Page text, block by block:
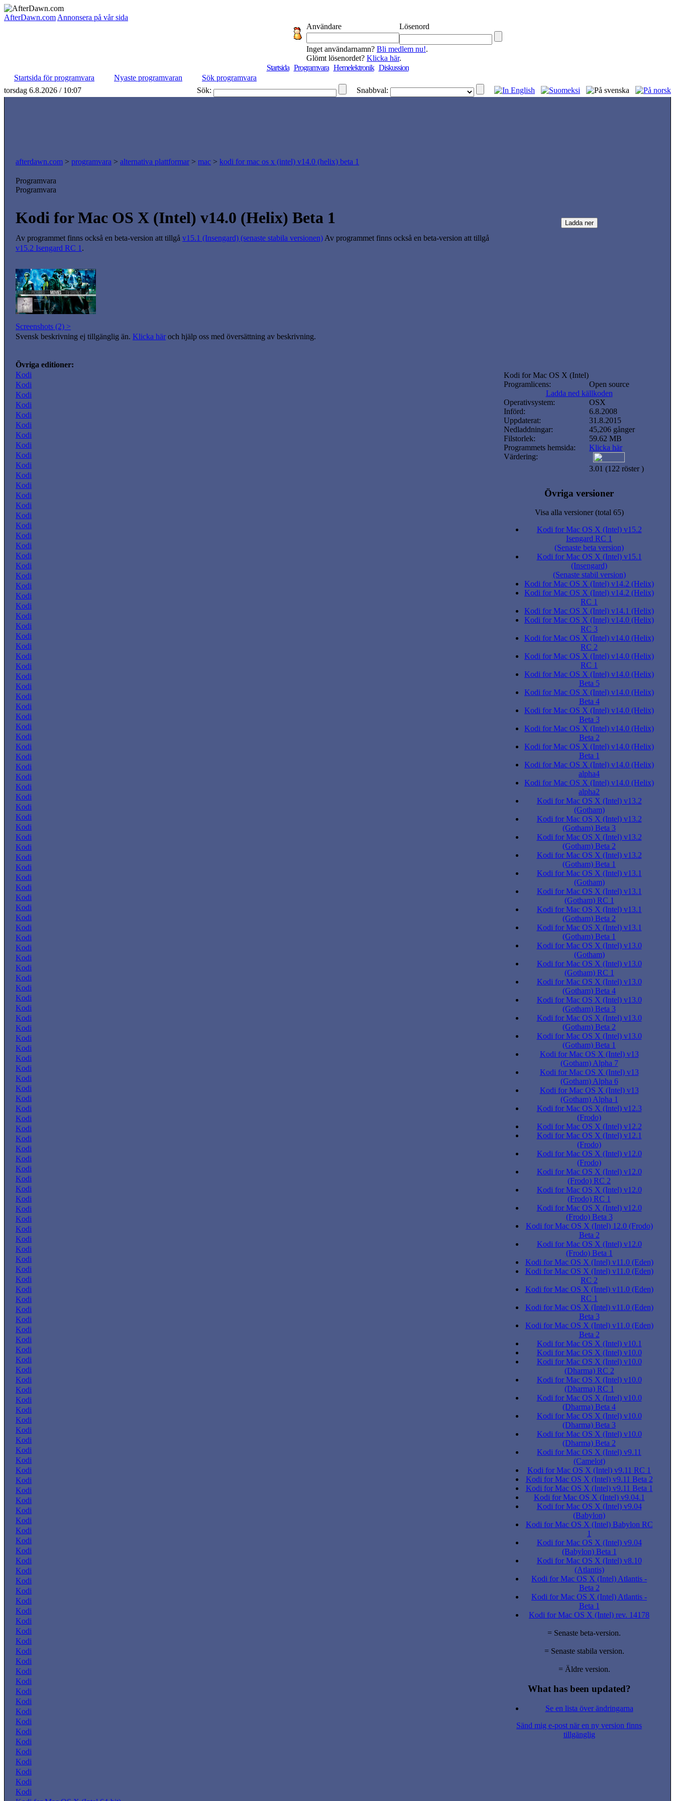
AfterDawn.com Annonsera på vår sida
Användare
Lösenord
Inget användarnamn? Bli medlem nu!.
Glömt lösenordet? Klicka här.
Startsida Programvara Hemelektronik Diskussion
Startsida för programvara
Nyaste programvaran
Sök programvara
torsdag 6.8.2026 / 10:07
Sök: Snabbval:
afterdawn.com > programvara > alternativa plattformar > mac > kodi for mac os x (intel) v14.0 (helix) beta 1
Programvara
Programvara
Kodi for Mac OS X (Intel) v14.0 (Helix) Beta 1
Av programmet finns också en beta-version att tillgå v15.1 (Insengard) (senaste stabila versionen)Av programmet finns också en beta-version att tillgå
v15.2 Isengard RC 1.
Screenshots (2) >
Svensk beskrivning ej tillgänglig än. Klicka här och hjälp oss med översättning av beskrivning.
Övriga editioner:
Kodi
Kodi
Kodi
Kodi
Kodi
Kodi
Kodi
Kodi
Kodi
Kodi
Kodi
Kodi
Kodi
Kodi
Kodi
Kodi
Kodi
Kodi
Kodi
Kodi
Kodi
Kodi
Kodi
Kodi
Kodi
Kodi
Kodi
Kodi
Kodi
Kodi
Kodi
Kodi
Kodi
Kodi
Kodi
Kodi
Kodi
Kodi
Kodi
Kodi
Kodi
Kodi
Kodi
Kodi
Kodi
Kodi
Kodi
Kodi
Kodi
Kodi
Kodi
Kodi
Kodi
Kodi
Kodi
Kodi
Kodi
Kodi
Kodi
Kodi
Kodi
Kodi
Kodi
Kodi
Kodi
Kodi
Kodi
Kodi
Kodi
Kodi
Kodi
Kodi
Kodi
Kodi
Kodi
Kodi
Kodi
Kodi
Kodi
Kodi
Kodi
Kodi
Kodi
Kodi
Kodi
Kodi
Kodi
Kodi
Kodi
Kodi
Kodi
Kodi
Kodi
Kodi
Kodi
Kodi
Kodi
Kodi
Kodi
Kodi
Kodi
Kodi
Kodi
Kodi
Kodi
Kodi
Kodi
Kodi
Kodi
Kodi
Kodi
Kodi
Kodi
Kodi
Kodi
Kodi
Kodi
Kodi
Kodi
Kodi
Kodi
Kodi
Kodi
Kodi
Kodi
Kodi
Kodi
Kodi
Kodi
Kodi
Kodi
Kodi
Kodi
Kodi
Kodi
Kodi
Kodi
Kodi
Kodi
Kodi
Kodi
Kodi
Kodi for Mac OS X (Intel)
Programlicens:
Open source
Ladda ned källkoden
Operativsystem:
OSX
Införd:
6.8.2008
Uppdaterat:
31.8.2015
Nedladdningar:
45,206 gånger
Filstorlek:
59.62 MB
Programmets hemsida:
Klicka här
Värdering:
3.01 (122 röster )
Övriga versioner
Visa alla versioner (total 65)
Kodi for Mac OS X (Intel) v15.2
Isengard RC 1
(Senaste beta version)
Kodi for Mac OS X (Intel) v15.1
(Insengard)
(Senaste stabil version)
Kodi for Mac OS X (Intel) v14.2 (Helix)
Kodi for Mac OS X (Intel) v14.2 (Helix)
RC 1
Kodi for Mac OS X (Intel) v14.1 (Helix)
Kodi for Mac OS X (Intel) v14.0 (Helix)
RC 3
Kodi for Mac OS X (Intel) v14.0 (Helix)
RC 2
Kodi for Mac OS X (Intel) v14.0 (Helix)
RC 1
Kodi for Mac OS X (Intel) v14.0 (Helix)
Beta 5
Kodi for Mac OS X (Intel) v14.0 (Helix)
Beta 4
Kodi for Mac OS X (Intel) v14.0 (Helix)
Beta 3
Kodi for Mac OS X (Intel) v14.0 (Helix)
Beta 2
Kodi for Mac OS X (Intel) v14.0 (Helix)
Beta 1
Kodi for Mac OS X (Intel) v14.0 (Helix)
alpha4
Kodi for Mac OS X (Intel) v14.0 (Helix)
alpha2
Kodi for Mac OS X (Intel) v13.2
(Gotham)
Kodi for Mac OS X (Intel) v13.2
(Gotham) Beta 3
Kodi for Mac OS X (Intel) v13.2
(Gotham) Beta 2
Kodi for Mac OS X (Intel) v13.2
(Gotham) Beta 1
Kodi for Mac OS X (Intel) v13.1
(Gotham)
Kodi for Mac OS X (Intel) v13.1
(Gotham) RC 1
Kodi for Mac OS X (Intel) v13.1
(Gotham) Beta 2
Kodi for Mac OS X (Intel) v13.1
(Gotham) Beta 1
Kodi for Mac OS X (Intel) v13.0
(Gotham)
Kodi for Mac OS X (Intel) v13.0
(Gotham) RC 1
Kodi for Mac OS X (Intel) v13.0
(Gotham) Beta 4
Kodi for Mac OS X (Intel) v13.0
(Gotham) Beta 3
Kodi for Mac OS X (Intel) v13.0
(Gotham) Beta 2
Kodi for Mac OS X (Intel) v13.0
(Gotham) Beta 1
Kodi for Mac OS X (Intel) v13
(Gotham) Alpha 7
Kodi for Mac OS X (Intel) v13
(Gotham) Alpha 6
Kodi for Mac OS X (Intel) v13
(Gotham) Alpha 1
Kodi for Mac OS X (Intel) v12.3
(Frodo)
Kodi for Mac OS X (Intel) v12.2
Kodi for Mac OS X (Intel) v12.1
(Frodo)
Kodi for Mac OS X (Intel) v12.0
(Frodo)
Kodi for Mac OS X (Intel) v12.0
(Frodo) RC 2
Kodi for Mac OS X (Intel) v12.0
(Frodo) RC 1
Kodi for Mac OS X (Intel) v12.0
(Frodo) Beta 3
Kodi for Mac OS X (Intel) 12.0 (Frodo)
Beta 2
Kodi for Mac OS X (Intel) v12.0
(Frodo) Beta 1
Kodi for Mac OS X (Intel) v11.0 (Eden)
Kodi for Mac OS X (Intel) v11.0 (Eden)
RC 2
Kodi for Mac OS X (Intel) v11.0 (Eden)
RC 1
Kodi for Mac OS X (Intel) v11.0 (Eden)
Beta 3
Kodi for Mac OS X (Intel) v11.0 (Eden)
Beta 2
Kodi for Mac OS X (Intel) v10.1
Kodi for Mac OS X (Intel) v10.0
Kodi for Mac OS X (Intel) v10.0
(Dharma) RC 2
Kodi for Mac OS X (Intel) v10.0
(Dharma) RC 1
Kodi for Mac OS X (Intel) v10.0
(Dharma) Beta 4
Kodi for Mac OS X (Intel) v10.0
(Dharma) Beta 3
Kodi for Mac OS X (Intel) v10.0
(Dharma) Beta 2
Kodi for Mac OS X (Intel) v9.11
(Camelot)
Kodi for Mac OS X (Intel) v9.11 RC 1
Kodi for Mac OS X (Intel) v9.11 Beta 2
Kodi for Mac OS X (Intel) v9.11 Beta 1
Kodi for Mac OS X (Intel) v9.04.1
Kodi for Mac OS X (Intel) v9.04
(Babylon)
Kodi for Mac OS X (Intel) Babylon RC
1
Kodi for Mac OS X (Intel) v9.04
(Babylon) Beta 1
Kodi for Mac OS X (Intel) v8.10
(Atlantis)
Kodi for Mac OS X (Intel) Atlantis -
Beta 2
Kodi for Mac OS X (Intel) Atlantis -
Beta 1
Kodi for Mac OS X (Intel) rev. 14178
= Senaste beta-version.
= Senaste stabila version.
= Äldre version.
What has been updated?
Se en lista över ändringarna
Sänd mig e-post när en ny version finns
tillgänglig